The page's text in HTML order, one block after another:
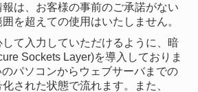
は、お客様の事前のご承諾がない
を超えての使用はいたしません。
て入力していただけるように、暗
Sockets Layer)を導入しておりま
パソコンからウェブサーバまでの
された状態で流れます。また、